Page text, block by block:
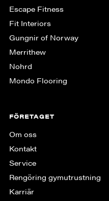
Escape Fitness
Fit Interiors
Gungnir of Norway
Merrithew
Nohrd
Mondo Flooring
FÖRETAGET
Om oss
Kontakt
Service
Rengöring gymutrustning
Karriär